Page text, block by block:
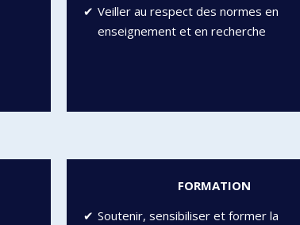
Veiller au respect des normes en
enseignement et en recherche
FORMATION
Soutenir, sensibiliser et former la